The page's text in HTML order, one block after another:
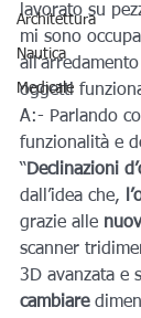
Architettura
Nautica
Medicale
lavorato su
mi sono
oggetti
A:- Parlando
funzionalità e
“Declinazioni
dall’idea che,
grazie alle
scanner
3D avanzata e
cambiare